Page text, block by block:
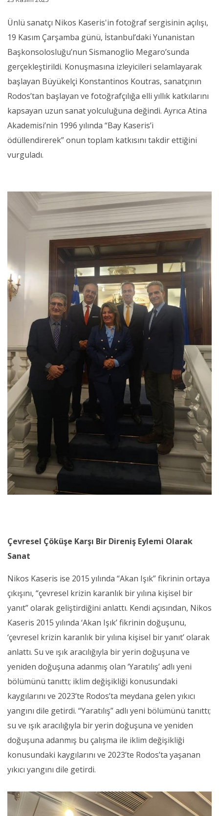
Ünlü sanatçı Nikos Kaseris'in fotoğraf sergisinin açılışı,
19 Kasım Çarşamba günü, İstanbul’daki Yunanistan
Başkonsolosluğu’nun Sismanoglio Megaro’sunda
gerçekleştirildi. Konuşmasına izleyicileri selamlayarak
başlayan Büyükelçi Konstantinos Koutras, sanatçının
Rodos’tan başlayan ve fotoğrafçılığa elli yıllık katkılarını
kapsayan uzun sanat yolculuğuna değindi. Ayrıca Atina
Akademisi’nin 1996 yılında “Bay Kaseris’i
ödüllendirerek” onun toplam katkısını takdir ettiğini
vurguladı.
Çevresel Çöküşe Karşı Bir Direniş Eylemi Olarak
Sanat
Nikos Kaseris ise 2015 yılında “Akan Işık” fikrinin ortaya
çıkışını, “çevresel krizin karanlık bir yılına kişisel bir
yanıt” olarak geliştirdiğini anlattı. Kendi açısından, Nikos
Kaseris 2015 yılında ‘Akan Işık’ fikrinin doğuşunu,
‘çevresel krizin karanlık bir yılına kişisel bir yanıt’ olarak
anlattı. Su ve ışık aracılığıyla bir yerin doğuşuna ve
yeniden doğuşuna adanmış olan ‘Yaratılış’ adlı yeni
bölümünü tanıttı; iklim değişikliği konusundaki
kaygılarını ve 2023’te Rodos’ta meydana gelen yıkıcı
yangını dile getirdi. “Yaratılış” adlı yeni bölümünü tanıttı;
su ve ışık aracılığıyla bir yerin doğuşuna ve yeniden
doğuşuna adanmış bu çalışma ile iklim değişikliği
konusundaki kaygılarını ve 2023’te Rodos’ta yaşanan
yıkıcı yangını dile getirdi.